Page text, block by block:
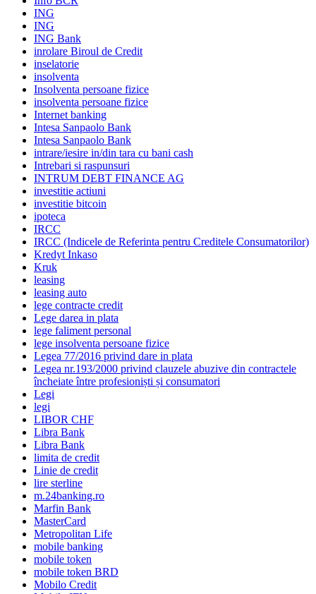
ING
ING
ING Bank
inrolare Biroul de Credit
inselatorie
insolventa
Insolventa persoane fizice
insolventa persoane fizice
Internet banking
Intesa Sanpaolo Bank
Intesa Sanpaolo Bank
intrare/iesire in/din tara cu bani cash
Intrebari si raspunsuri
INTRUM DEBT FINANCE AG
investitie actiuni
investitie bitcoin
ipoteca
IRCC
IRCC (Indicele de Referinta pentru Creditele Consumatorilor)
Kredyt Inkaso
Kruk
leasing
leasing auto
lege contracte credit
Lege darea in plata
lege faliment personal
lege insolventa persoane fizice
Legea 77/2016 privind dare in plata
Legea nr.193/2000 privind clauzele abuzive din contractele
încheiate între profesioniști și consumatori
Legi
legi
LIBOR CHF
Libra Bank
Libra Bank
limita de credit
Linie de credit
lire sterline
m.24banking.ro
Marfin Bank
MasterCard
Metropolitan Life
mobile banking
mobile token
mobile token BRD
Mobilo Credit